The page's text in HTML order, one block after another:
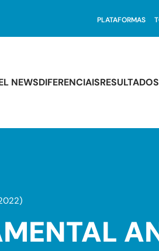
PLATAFORMAS
NEWSDIFERENCIAISRESULTADOS